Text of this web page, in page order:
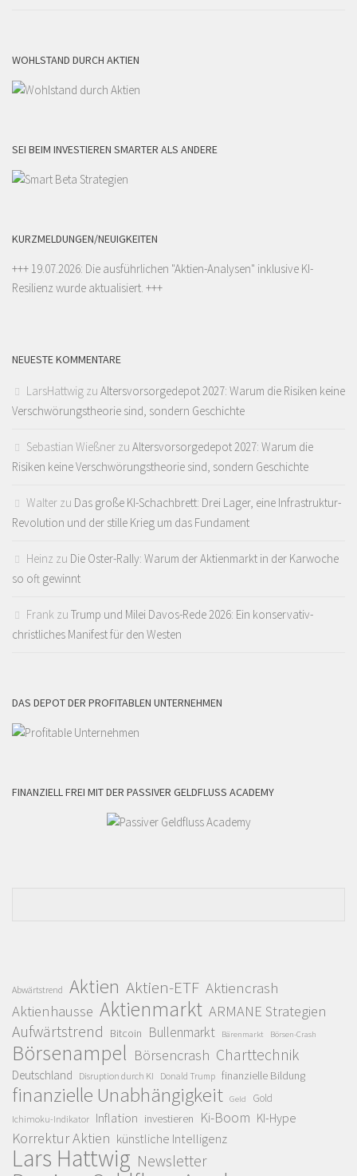
WOHLSTAND DURCH AKTIEN
SEI BEIM INVESTIEREN SMARTER ALS ANDERE
KURZMELDUNGEN/NEUIGKEITEN
+++ 19.07.2026: Die ausführlichen "Aktien-Analysen" inklusive KI-
Resilienz wurde aktualisiert. +++
NEUESTE KOMMENTARE
LarsHattwig zu Altersvorsorgedepot 2027: Warum die Risiken keine
Verschwörungstheorie sind, sondern Geschichte
Sebastian Wießner zu Altersvorsorgedepot 2027: Warum die
Risiken keine Verschwörungstheorie sind, sondern Geschichte
Walter zu Das große KI-Schachbrett: Drei Lager, eine Infrastruktur-
Revolution und der stille Krieg um das Fundament
Heinz zu Die Oster-Rally: Warum der Aktienmarkt in der Karwoche
so oft gewinnt
Frank zu Trump und Milei Davos-Rede 2026: Ein konservativ-
christliches Manifest für den Westen
DAS DEPOT DER PROFITABLEN UNTERNEHMEN
FINANZIELL FREI MIT DER PASSIVER GELDFLUSS ACADEMY
Abwärtstrend Aktien Aktien-ETF Aktiencrash
Aktienhausse Aktienmarkt ARMANE Strategien
Aufwärtstrend Bitcoin Bullenmarkt Bärenmarkt Börsen-Crash
Börsenampel Börsencrash Charttechnik
Deutschland Disruption durch KI Donald Trump finanzielle Bildung
finanzielle Unabhängigkeit Geld Gold
Ichimoku-Indikator Inflation investieren Ki-Boom KI-Hype
Korrektur Aktien künstliche Intelligenz
Lars Hattwig Newsletter